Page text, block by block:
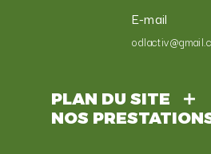
E-mail
PLAN DU SITE
NOS